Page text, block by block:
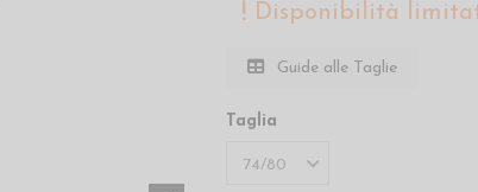
Disponibilità
Guide alle Taglie
Taglia